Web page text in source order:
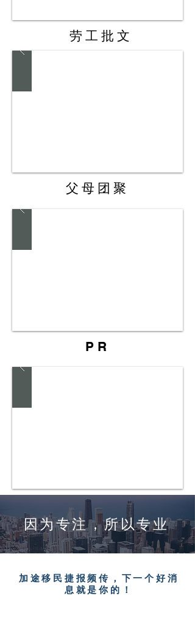
​劳工批文
父母团聚
PR
因为专注，所以专业
加途移民捷报频传，下一个好消
息就是你的！